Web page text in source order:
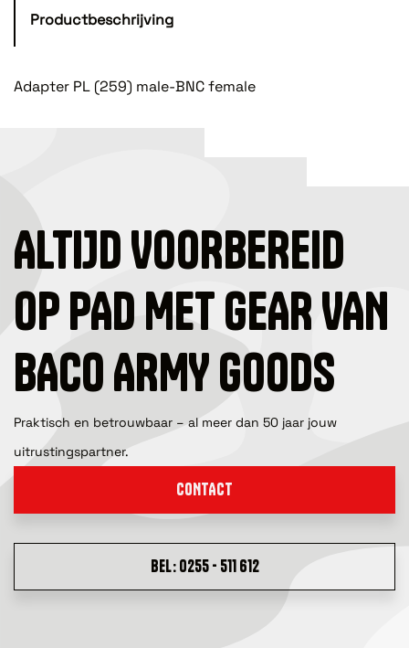
Productbeschrijving
Adapter PL (259) male-BNC female
ALTIJD VOORBEREID
OP PAD MET GEAR VAN
BACO ARMY GOODS
Praktisch en betrouwbaar – al meer dan 50 jaar jouw
uitrustingspartner.
CONTACT
BEL: 0255 - 511 612